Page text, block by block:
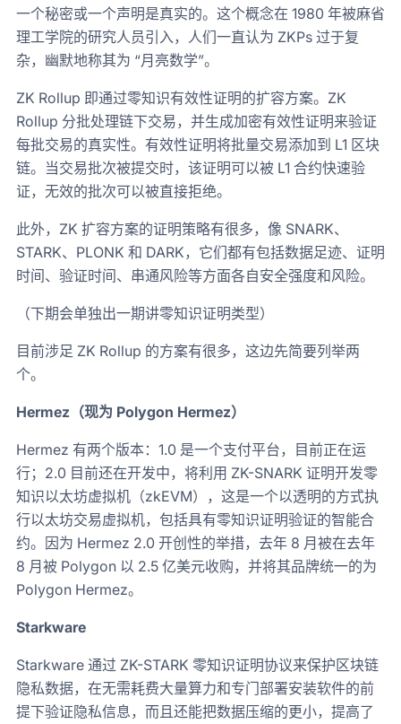
一个秘密或一个声明是真实的。这个概念在 1980 年被麻省
理工学院的研究人员引入，人们一直认为 ZKPs 过于复
杂，幽默地称其为 “月亮数学”。
ZK Rollup 即通过零知识有效性证明的扩容方案。ZK
Rollup 分批处理链下交易，并生成加密有效性证明来验证
每批交易的真实性。有效性证明将批量交易添加到 L1 区块
链。当交易批次被提交时，该证明可以被 L1 合约快速验
证，无效的批次可以被直接拒绝。
此外，ZK 扩容方案的证明策略有很多，像 SNARK、
STARK、PLONK 和 DARK，它们都有包括数据足迹、证明
时间、验证时间、串通风险等方面各自安全强度和风险。
（下期会单独出一期讲零知识证明类型）
目前涉足 ZK Rollup 的方案有很多，这边先简要列举两
个。
Hermez（现为 Polygon Hermez）
Hermez 有两个版本：1.0 是一个支付平台，目前正在运
行；2.0 目前还在开发中，将利用 ZK-SNARK 证明开发零
知识以太坊虚拟机（zkEVM），这是一个以透明的方式执
行以太坊交易虚拟机，包括具有零知识证明验证的智能合
约。因为 Hermez 2.0 开创性的举措，去年 8 月被在去年
8 月被 Polygon 以 2.5 亿美元收购，并将其品牌统一的为
Polygon Hermez。
Starkware
Starkware 通过 ZK-STARK 零知识证明协议来保护区块链
隐私数据，在无需耗费大量算力和专门部署安装软件的前
提下验证隐私信息，而且还能把数据压缩的更小，提高了